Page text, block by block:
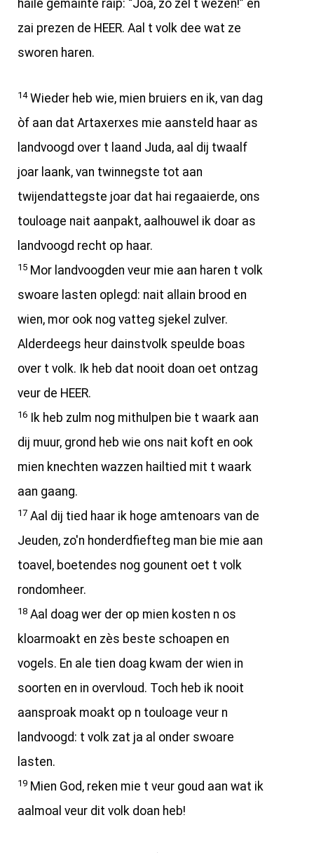
haile gemainte raip: “Joa, zo zel t wezen!” en
zai prezen de HEER. Aal t volk dee wat ze
sworen haren.
14Wieder heb wie, mien bruiers en ik, van dag
òf aan dat Artaxerxes mie aansteld haar as
landvoogd over t laand Juda, aal dij twaalf
joar laank, van twinnegste tot aan
twijendattegste joar dat hai regaaierde, ons
touloage nait aanpakt, aalhouwel ik doar as
landvoogd recht op haar.
15 Mor landvoogden veur mie aan haren t volk
swoare lasten oplegd: nait allain brood en
wien, mor ook nog vatteg sjekel zulver.
Alderdeegs heur dainstvolk speulde boas
over t volk. Ik heb dat nooit doan oet ontzag
veur de HEER.
16
Ik heb zulm nog mithulpen bie t waark aan
dij muur, grond heb wie ons nait koft en ook
mien knechten wazzen hailtied mit t waark
aan gaang.
17 Aal dij tied haar ik hoge amtenoars van de
Jeuden, zo'n honderdfiefteg man bie mie aan
toavel, boetendes nog gounent oet t volk
rondomheer.
18 Aal doag wer der op mien kosten n os
kloarmoakt en zès beste schoapen en
vogels. En ale tien doag kwam der wien in
soorten en in overvloud. Toch heb ik nooit
aansproak moakt op n touloage veur n
landvoogd: t volk zat ja al onder swoare
lasten.
19 Mien God, reken mie t veur goud aan wat ik
aalmoal veur dit volk doan heb!